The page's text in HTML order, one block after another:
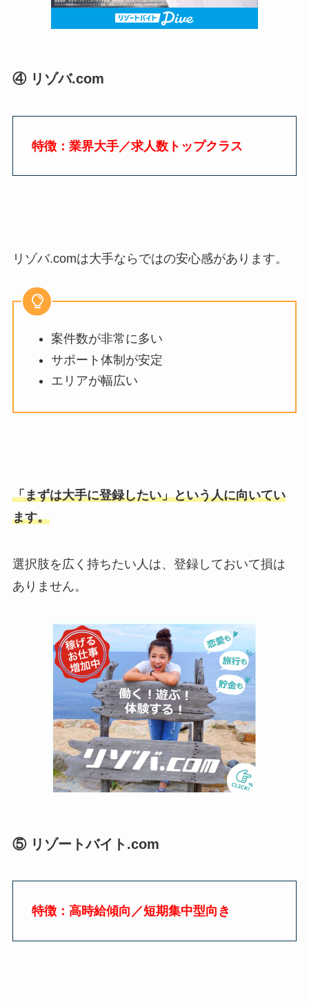
④ リゾバ.com
特徴：業界大手／求人数トップクラス
リゾバ.comは大手ならではの安心感があります。
案件数が非常に多い
サポート体制が安定
エリアが幅広い
「まずは大手に登録したい」という人に向いてい
ます。
選択肢を広く持ちたい人は、登録しておいて損は
ありません。
⑤ リゾートバイト .com
特徴：高時給傾向／短期集中型向き